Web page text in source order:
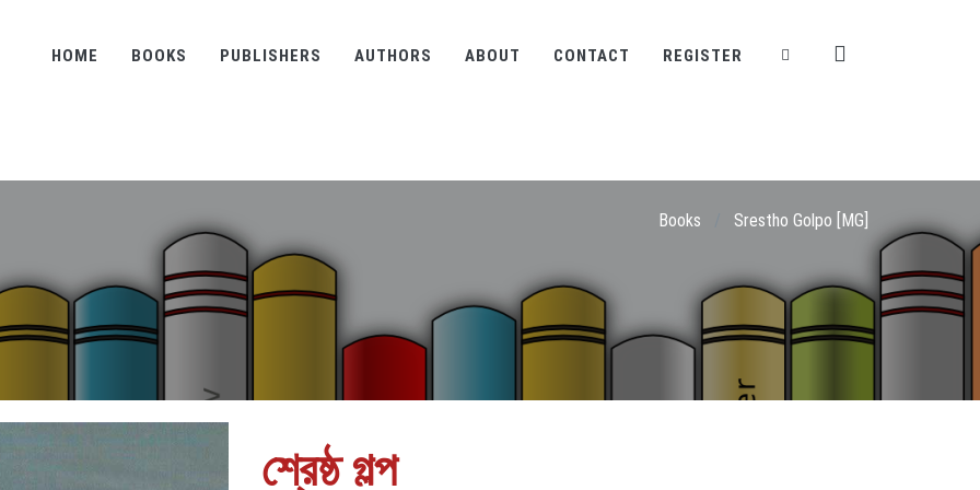
HOME BOOKS PUBLISHERS AUTHORS ABOUT CONTACT REGISTER
Books Srestho Golpo [MG]
শ্রেষ্ঠ গল্প